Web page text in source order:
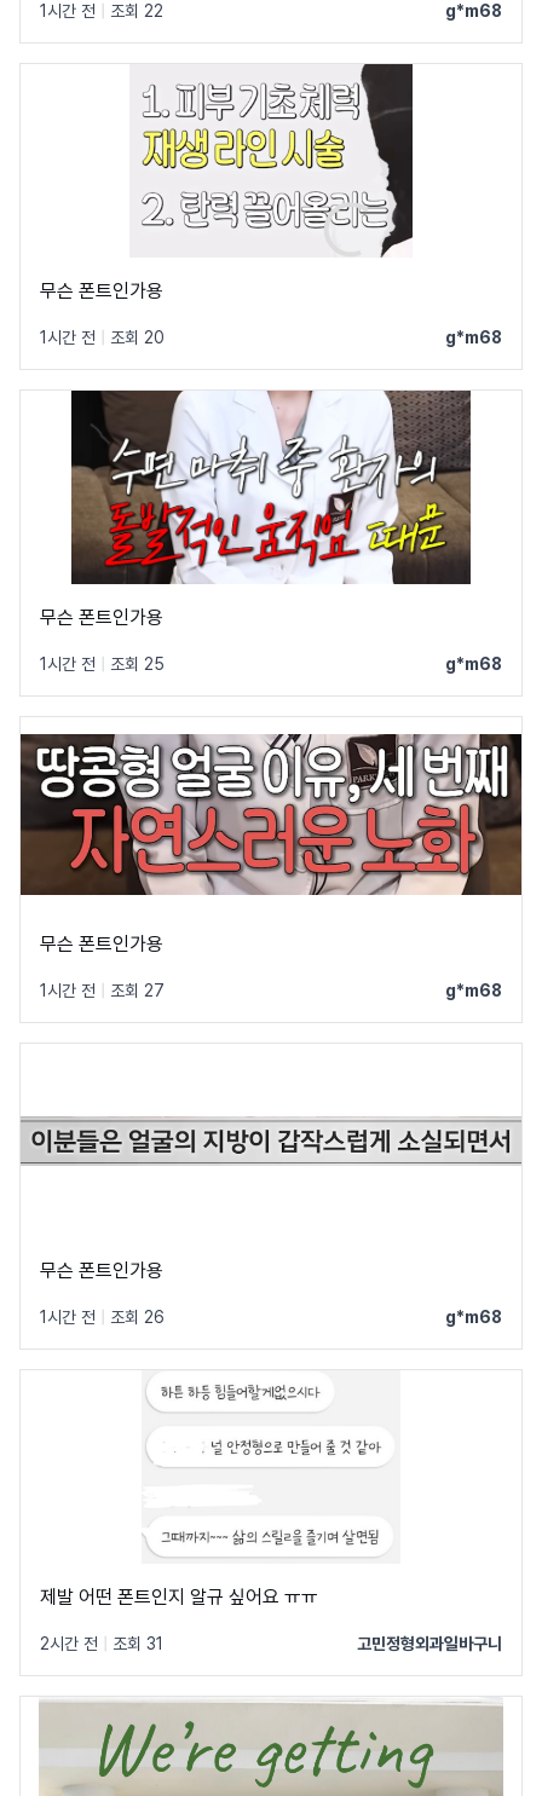
1시간 전 조회 22 g*m68
무슨 폰트인가용
1시간 전 조회 20 g*m68
무슨 폰트인가용
1시간 전 조회 25 g*m68
무슨 폰트인가용
1시간 전 조회 27 g*m68
무슨 폰트인가용
1시간 전 조회 26 g*m68
제발 어떤 폰트인지 알규 싶어요 ㅠㅠ
2시간 전 조회 31 고민정형외과일바구니